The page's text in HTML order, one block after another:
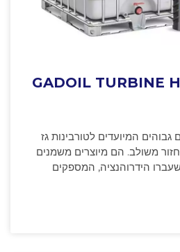
GADOIL TURBINE
גבוהים המיועדים לטורבינות גז
משולב. הם מיוצרים משמנים
הידרוהנציה, המספקים